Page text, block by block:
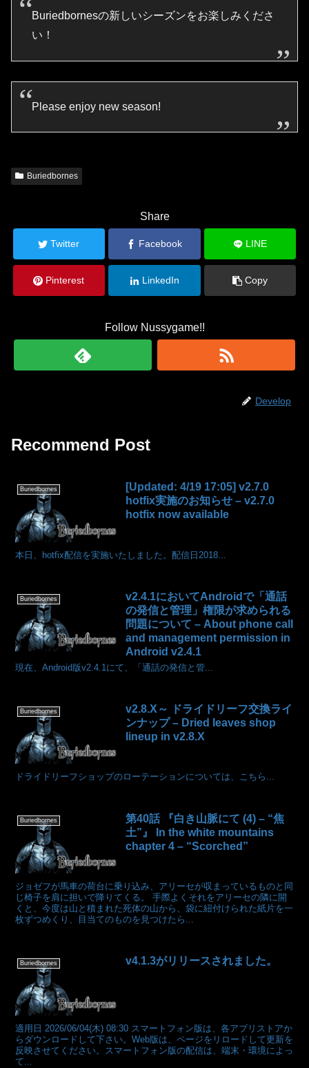
Buriedbornesの新しいシーズンをお楽しみくださ
い！
Please enjoy new season!
Buriedbornes
Share
Twitter Facebook LINE
Pinterest LinkedIn Copy
Follow Nussygame!!
Develop
Recommend Post
Buriedbornes
[Updated: 4/19 17:05] v2.7.0
hotfix実施のお知らせ – v2.7.0
hotfix now available
本日、hotfix配信を実施いたしました。配信日2018...
Buriedbornes
v2.4.1においてAndroidで「通話
の発信と管理」権限が求められる
問題について – About phone call
and management permission in
Android v2.4.1
現在、Android版v2.4.1にて、「通話の発信と管...
Buriedbornes
v2.8.X～ ドライドリーフ交換ライ
ンナップ – Dried leaves shop
lineup in v2.8.X
ドライドリーフショップのローテーションについては、こちら...
Buriedbornes
第40話 『白き山脈にて (4) – “焦
土”』 In the white mountains
chapter 4 – “Scorched”
ジョゼフが馬車の荷台に乗り込み、アリーセが収まっているものと同
じ椅子を肩に担いで降りてくる。 手際よくそれをアリーセの隣に開
くと、今度は山と積まれた死体の山から、袋に紐付けられた紙片を一
枚ずつめくり、目当てのものを見つけたら...
Buriedbornes v4.1.3がリリースされました。
適用日 2026/06/04(木) 08:30 スマートフォン版は、各アプリストアか
らダウンロードして下さい。Web版は、ページをリロードして更新を
反映させてください。スマートフォン版の配信は、端末・環境によっ
て...